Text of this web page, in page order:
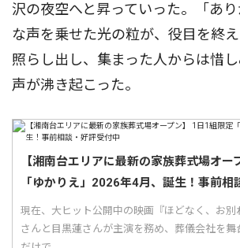
沢の夜空へと昇っていった。「あ
な声を乗せた光の粒が、役目を終
照らし出し、集まった人からは惜
声が沸き起こった。
【湘南台エリアに最新の家族葬式場オ
「ゆかりえ」2026年4月、誕生！事前相
現在、大ヒット公開中の映画『ほどなく、お別
さんと目黒蓮さんが主演を務め、葬儀会社を